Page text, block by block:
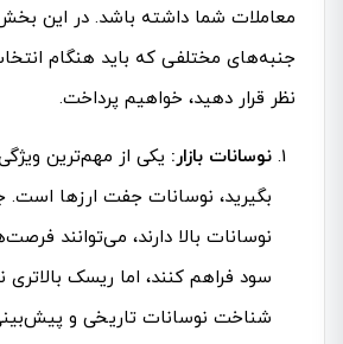
معاملات شما داشته باشد. در این
جنبه‌های مختلفی که باید هنگام
نظر قرار دهید، خواهیم پرداخت.
نوسانات بازار: یکی از مهم‌ترین
بگیرید، نوسانات جفت ارزها است.
نوسانات بالا دارند، می‌توانند
سود فراهم کنند، اما ریسک بالاتری
شناخت نوسانات تاریخی و